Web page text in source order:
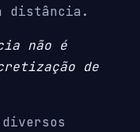
distância.
não é
de